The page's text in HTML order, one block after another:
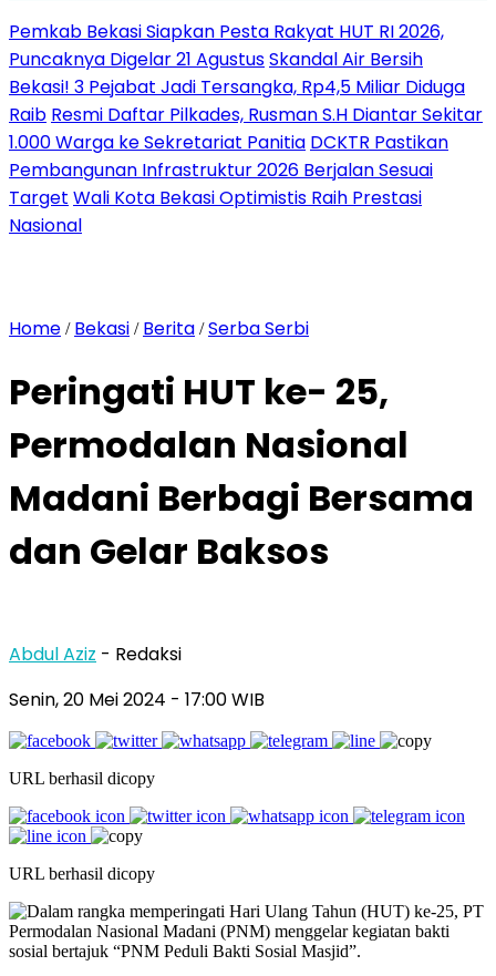
Pemkab Bekasi Siapkan Pesta Rakyat HUT RI 2026,
Puncaknya Digelar 21 AgustusSkandal Air Bersih
Bekasi! 3 Pejabat Jadi Tersangka, Rp4,5 Miliar Diduga
Raib Resmi Daftar Pilkades, Rusman S.H Diantar Sekitar
1.000 Warga ke Sekretariat Panitia DCKTR Pastikan
Pembangunan Infrastruktur 2026 Berjalan Sesuai
Target Wali Kota Bekasi Optimistis Raih Prestasi
Nasional
Home / Bekasi / Berita /Serba Serbi
Peringati HUT ke- 25,
Permodalan Nasional
Madani Berbagi Bersama
dan Gelar Baksos
Abdul Aziz - Redaksi
Senin, 20 Mei 2024 - 17:00 WIB
URL berhasil dicopy
URL berhasil dicopy